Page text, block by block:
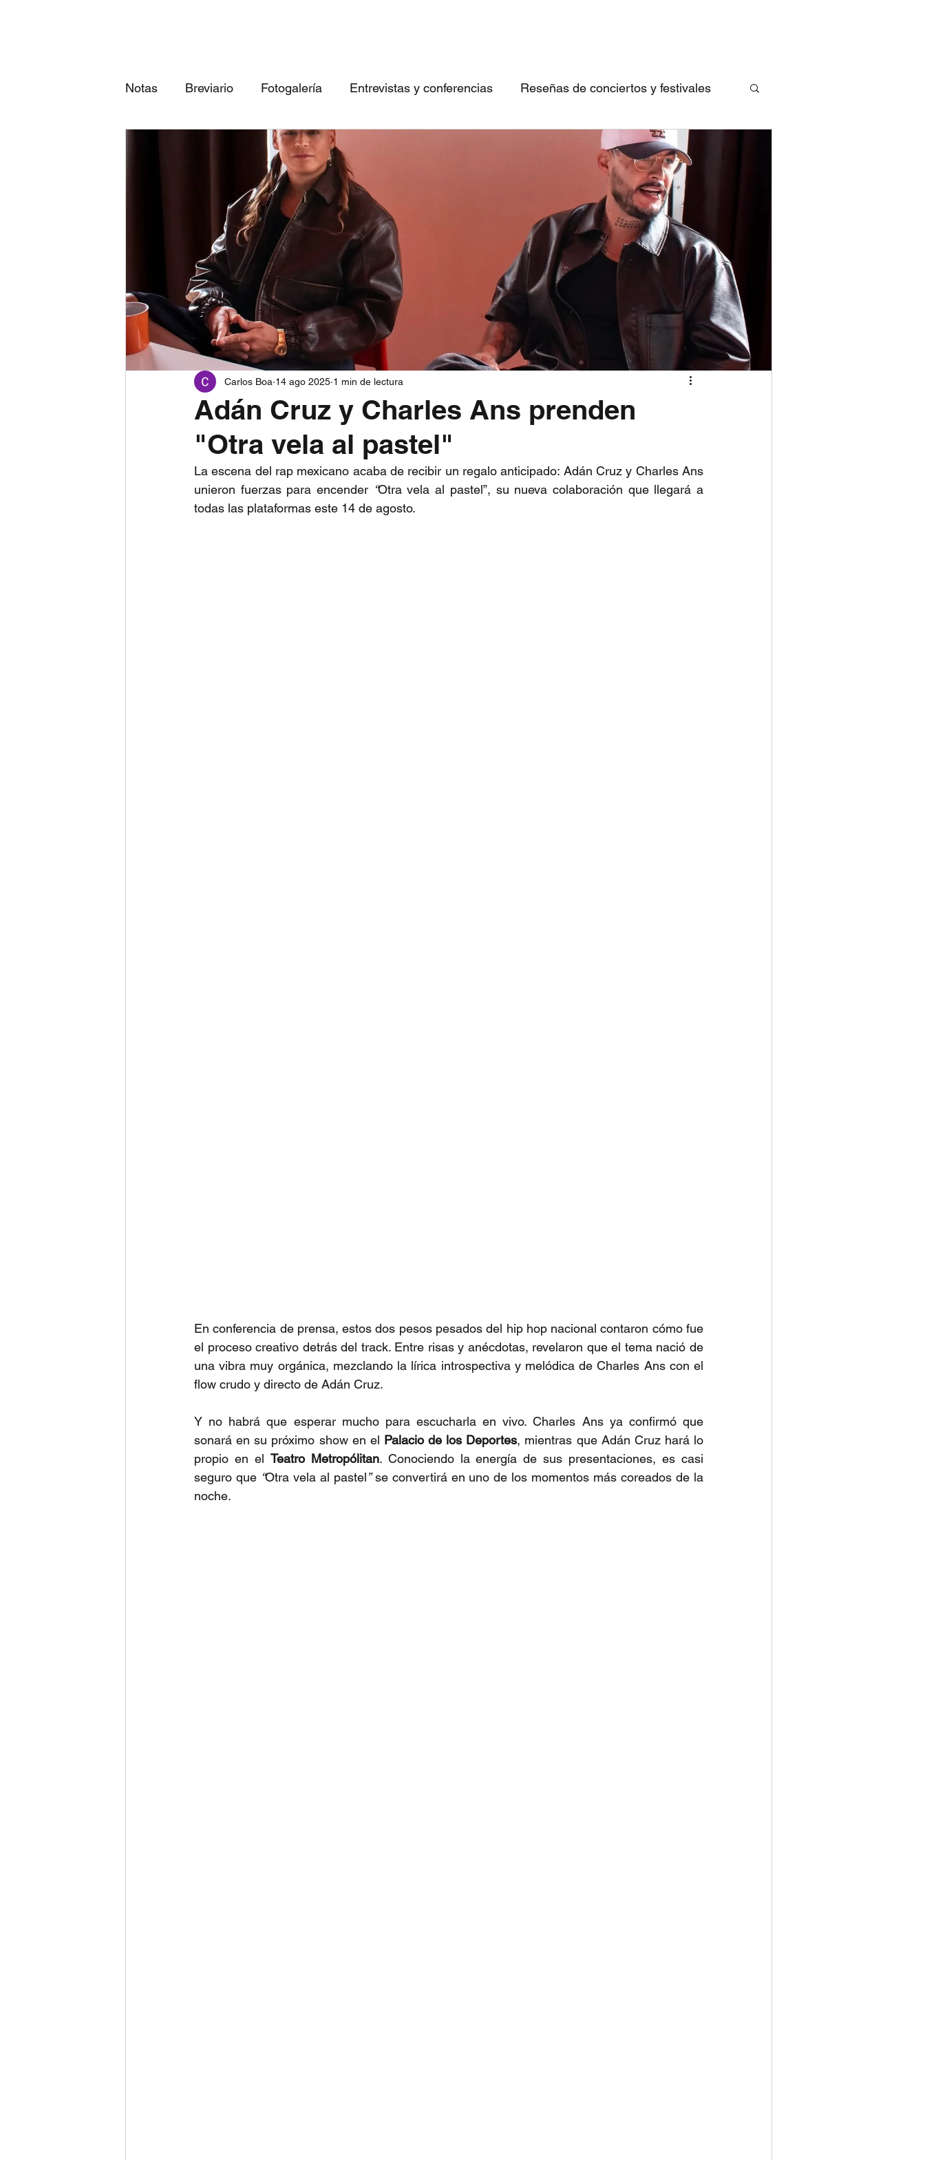
Notas Breviario Fotogalería Entrevistas y conferencias Reseñas de conciertos y festivales
Las 3 canciones imperdibles
qué canción eres según tu...
Adán Cruz y Charles Ans prenden
"Otra vela al pastel"
Carlos Boa 14 ago 2025 1 min de lectura
La escena del rap mexicano acaba de recibir un regalo anticipado: Adán Cruz y Charles Ans
unieron fuerzas para encender “Otra vela al pastel”, su nueva colaboración que llegará a
todas las plataformas este 14 de agosto.
En conferencia de prensa, estos dos pesos pesados del hip hop nacional contaron cómo fue
el proceso creativo detrás del track. Entre risas y anécdotas, revelaron que el tema nació de
una vibra muy orgánica, mezclando la lírica introspectiva y melódica de Charles Ans con el
flow crudo y directo de Adán Cruz.
Y no habrá que esperar mucho para escucharla en vivo. Charles Ans ya confirmó que
sonará en su próximo show en el Palacio de los Deportes, mientras que Adán Cruz hará lo
propio en el Teatro Metropólitan. Conociendo la energía de sus presentaciones, es casi
seguro que “Otra vela al pastel” se convertirá en uno de los momentos más coreados de la
noche.